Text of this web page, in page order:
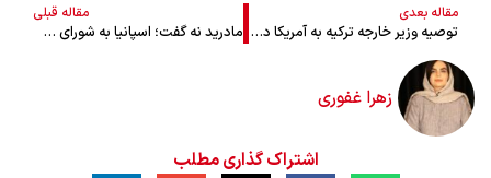
مقاله بعدی
توصیه وزیر خارجه ترکیه به آمریکا درباره ایران
مقاله قبلی
مادرید نه گفت؛ اسپانیا به شورای صلح غزه نمی‌پیوندد
زهرا غفوری
اشتراک گذاری مطلب